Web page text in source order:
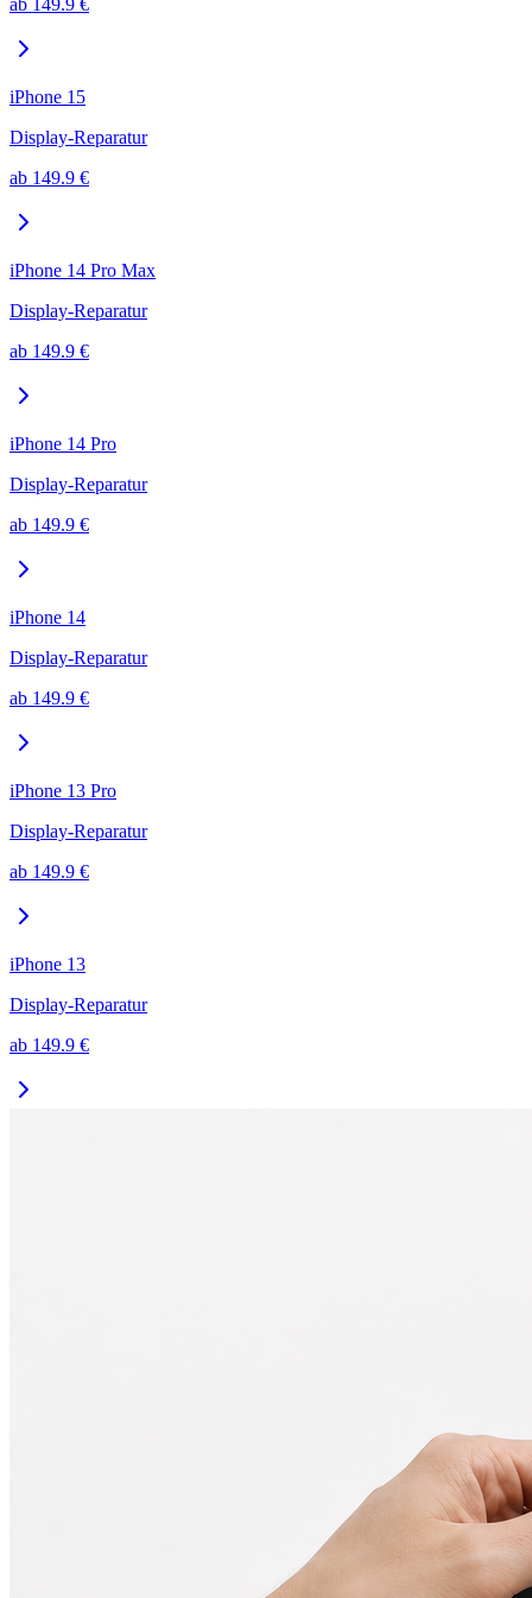
iPhone 15
Display-Reparatur
ab 149.9 €
iPhone 14 Pro Max
Display-Reparatur
ab 149.9 €
iPhone 14 Pro
Display-Reparatur
ab 149.9 €
iPhone 14
Display-Reparatur
ab 149.9 €
iPhone 13 Pro
Display-Reparatur
ab 149.9 €
iPhone 13
Display-Reparatur
ab 149.9 €